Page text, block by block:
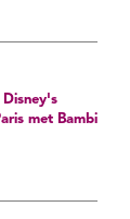
met Bambi